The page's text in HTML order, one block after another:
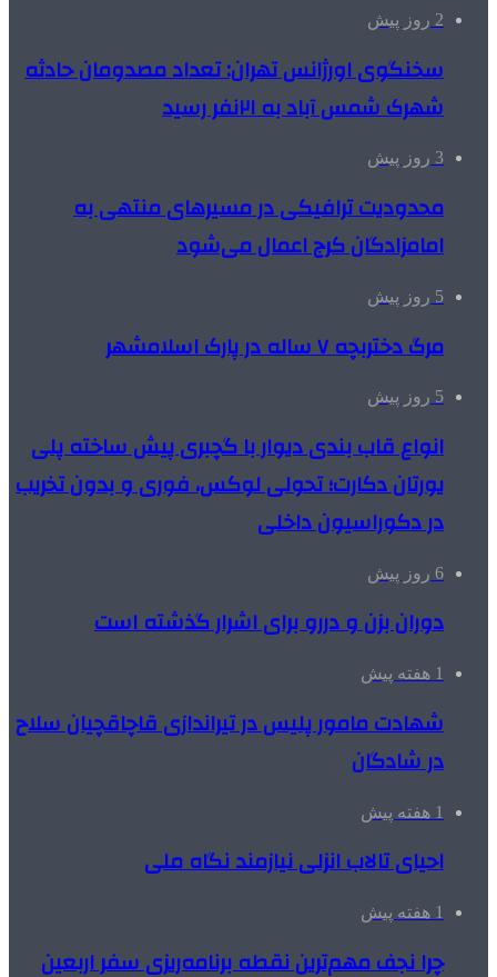
2 روز پیش
سخنگوی اورژانس تهران: تعداد مصدومان حادثه
شهرک شمس آباد به ۲۱نفر رسید
3 روز پیش
محدودیت ترافیکی در مسیرهای منتهی به
امامزادگان کرج اعمال می‌شود
5 روز پیش
مرگ دختربچه ۷ ساله در پارک اسلامشهر
5 روز پیش
انواع قاب بندی دیوار با گچبری پیش ساخته پلی
یورتان دکارت؛ تحولی لوکس، فوری و بدون تخریب
در دکوراسیون داخلی
6 روز پیش
دوران بزن و دررو برای اشرار گذشته است
1 هفته پیش
شهادت مامور پلیس در تیراندازی قاچاقچیان سلاح
در شادگان
1 هفته پیش
احیای تالاب انزلی نیازمند نگاه ملی
1 هفته پیش
چرا نجف مهم‌ترین نقطه برنامه‌ریزی سفر اربعین